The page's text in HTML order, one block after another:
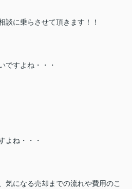
談に乗らさせて頂きます！！
ですよね・・・
よね・・・
気になる売却までの流れや費用のこ